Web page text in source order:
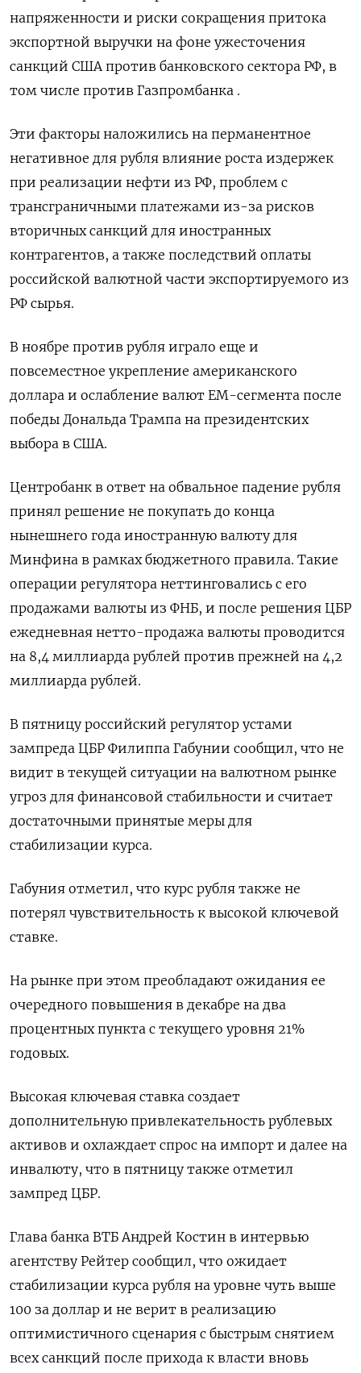
напряженности и риски сокращения притока
экспортной выручки на фоне ужесточения
санкций США против банковского сектора РФ, в
том числе против Газпромбанка .
Эти факторы наложились на перманентное
негативное для рубля влияние роста издержек
при реализации нефти из РФ, проблем с
трансграничными платежами из-за рисков
вторичных санкций для иностранных
контрагентов, а также последствий оплаты
российской валютной части экспортируемого из
РФ сырья.
В ноябре против рубля играло еще и
повсеместное укрепление американского
доллара и ослабление валют ЕМ-сегмента после
победы Дональда Трампа на президентских
выбора в США.
Центробанк в ответ на обвальное падение рубля
принял решение не покупать до конца
нынешнего года иностранную валюту для
Минфина в рамках бюджетного правила. Такие
операции регулятора неттинговались с его
продажами валюты из ФНБ, и после решения ЦБР
ежедневная нетто-продажа валюты проводится
на 8,4 миллиарда рублей против прежней на 4,2
миллиарда рублей.
В пятницу российский регулятор устами
зампреда ЦБР Филиппа Габунии сообщил, что не
видит в текущей ситуации на валютном рынке
угроз для финансовой стабильности и считает
достаточными принятые меры для
стабилизации курса.
Габуния отметил, что курс рубля также не
потерял чувствительность к высокой ключевой
ставке.
На рынке при этом преобладают ожидания ее
очередного повышения в декабре на два
процентных пункта с текущего уровня 21%
годовых.
Высокая ключевая ставка создает
дополнительную привлекательность рублевых
активов и охлаждает спрос на импорт и далее на
инвалюту, что в пятницу также отметил
зампред ЦБР.
Глава банка ВТБ Андрей Костин в интервью
агентству Рейтер сообщил, что ожидает
стабилизации курса рубля на уровне чуть выше
100 за доллар и не верит в реализацию
оптимистичного сценария с быстрым снятием
всех санкций после прихода к власти вновь